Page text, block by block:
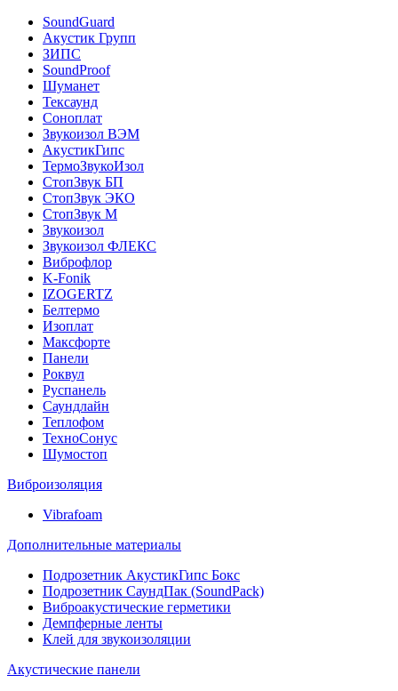
SoundGuard
Акустик Групп
ЗИПС
SoundProof
Шуманет
Тексаунд
Соноплат
Звукоизол ВЭМ
АкустикГипс
ТермоЗвукоИзол
СтопЗвук БП
СтопЗвук ЭКО
СтопЗвук М
Звукоизол
Звукоизол ФЛЕКС
Виброфлор
K-Fonik
IZOGERTZ
Белтермо
Изоплат
Максфорте
Панели
Роквул
Руспанель
Саундлайн
Теплофом
ТехноСонус
Шумостоп
Виброизоляция
Vibrafoam
Дополнительные материалы
Подрозетник АкустикГипс Бокс
Подрозетник СаундПак (SoundPack)
Виброакустические герметики
Демпферные ленты
Клей для звукоизоляции
Акустические панели